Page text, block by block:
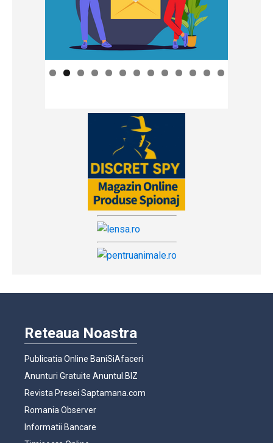
Reteaua Noastra
Publicatia Online BaniSiAfaceri
Anunturi Gratuite Anuntul.BIZ
Revista Presei Saptamana.com
Romania Observer
Informatii Bancare